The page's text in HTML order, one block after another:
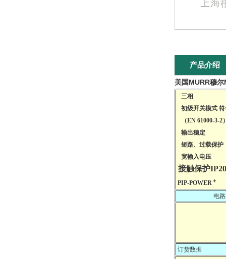
产品介绍
美国MURR穆
三相
初级开关模式
（EN 61000-3-2
输出稳定
短路、过载保护
宽输入电压
接触保护IP20
PIP-POWER＋
电
订货数据